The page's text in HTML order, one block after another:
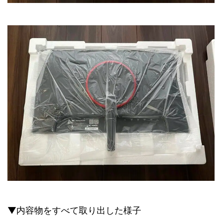
▼内容物をすべて取り出した様子